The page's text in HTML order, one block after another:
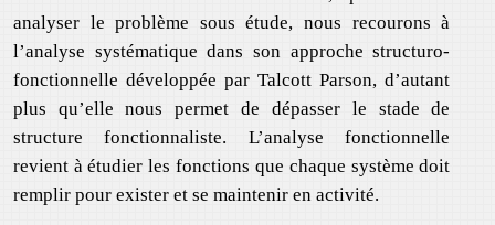
analyser le problème sous étude, nous recourons à
l’analyse systématique dans son approche structuro-
fonctionnelle développée par Talcott Parson, d’autant
plus qu’elle nous permet de dépasser le stade de
structure fonctionnaliste. L’analyse fonctionnelle
revient à étudier les fonctions que chaque système doit
remplir pour exister et se maintenir en activité.